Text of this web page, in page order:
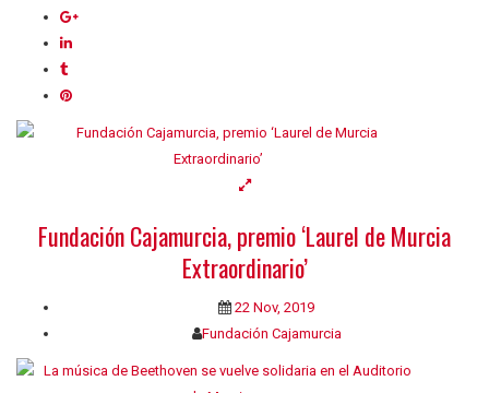
Fundación Cajamurcia, premio ‘Laurel de Murcia
Extraordinario’
22 Nov, 2019
Fundación Cajamurcia